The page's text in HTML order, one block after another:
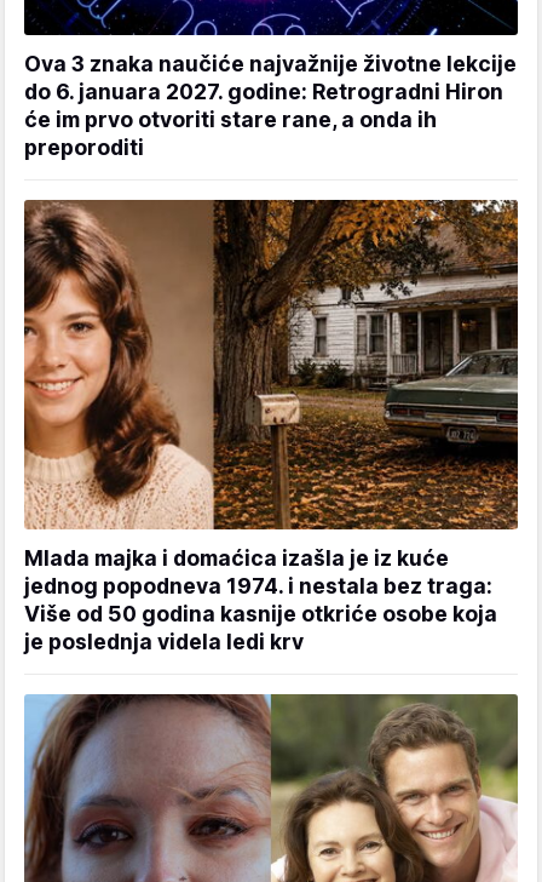
Ova 3 znaka naučiće najvažnije životne lekcije
do 6. januara 2027. godine: Retrogradni Hiron
će im prvo otvoriti stare rane, a onda ih
preporoditi
Mlada majka i domaćica izašla je iz kuće
jednog popodneva 1974. i nestala bez traga:
Više od 50 godina kasnije otkriće osobe koja
je poslednja videla ledi krv